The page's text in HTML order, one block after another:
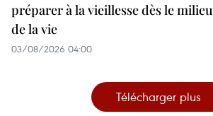
préparer à la vieillesse dès le milieu
de la vie
03/08/2026 04:00
Télécharger plus